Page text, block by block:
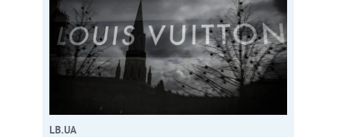
LB.UA